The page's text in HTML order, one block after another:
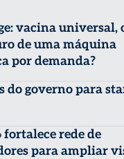
vacina universal,
de uma máquina
por demanda?
do governo para
fortalece rede de
para ampliar